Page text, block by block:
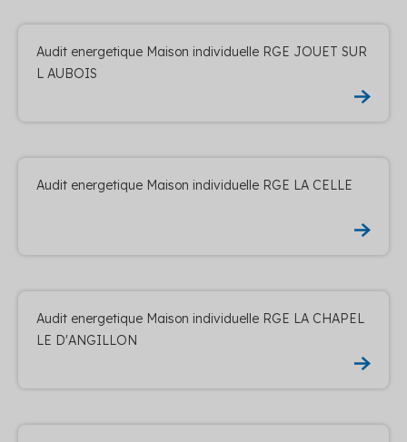
Audit energetique Maison individuelle RGE JOUET SUR
L AUBOIS
Audit energetique Maison individuelle RGE LA CELLE
Audit energetique Maison individuelle RGE LA CHAPEL
LE D'ANGILLON